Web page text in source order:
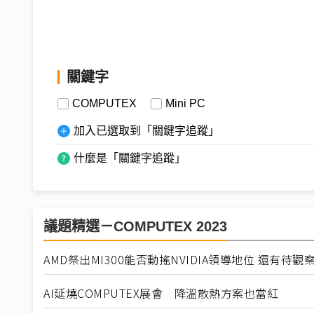
關鍵字
COMPUTEX Mini PC
加入已選取到「關鍵字追蹤」
什麼是「關鍵字追蹤」
議題精選－COMPUTEX 2023
AMD祭出MI300能否動搖NVIDIA領導地位 還有待觀
AI延燒COMPUTEX展會 降溫散熱方案也當紅